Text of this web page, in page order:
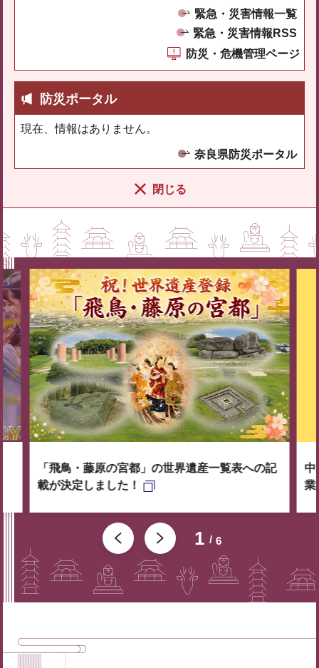
緊急・災害情報一覧
緊急・災害情報RSS
防災・危機管理ページ
防災ポータル
現在、情報はありません。
奈良県防災ポータル
閉じる
1 6
「飛鳥・藤原の宮都」の世界遺産一覧表への記
載が決定しました！
中
業